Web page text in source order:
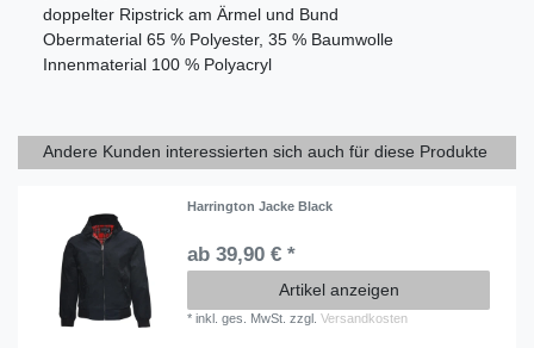
doppelter Ripstrick am Ärmel und Bund
Obermaterial 65 % Polyester, 35 % Baumwolle
Innenmaterial 100 % Polyacryl
Andere Kunden interessierten sich auch für diese Produkte
Harrington Jacke Black
ab 39,90 € *
Artikel anzeigen
*inkl. ges. MwSt. zzgl.Versandkosten